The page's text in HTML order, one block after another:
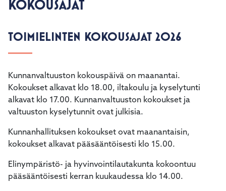
KOKOUSAJAT
TOIMIELINTEN KOKOUSAJAT 2026
Kunnanvaltuuston kokouspäivä on maanantai.
Kokoukset alkavat klo 18.00, iltakoulu ja kyselytunti
alkavat klo 17.00. Kunnanvaltuuston kokoukset ja
valtuuston kyselytunnit ovat julkisia.
Kunnanhallituksen kokoukset ovat maanantaisin,
kokoukset alkavat pääsääntöisesti klo 15.00.
Elinympäristö- ja hyvinvointilautakunta kokoontuu
pääsääntöisesti kerran kuukaudessa klo 14.00.